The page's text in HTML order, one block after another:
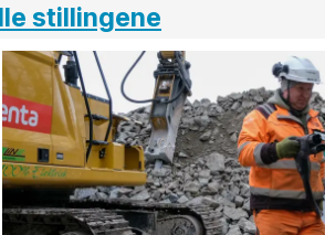
stillingene